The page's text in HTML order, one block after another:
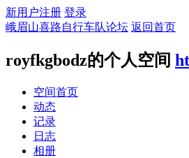
新用户注册 登录
峨眉山喜路自行车队论坛 返回首页
royfkgbodz的个人空间
空间首页
动态
记录
日志
相册